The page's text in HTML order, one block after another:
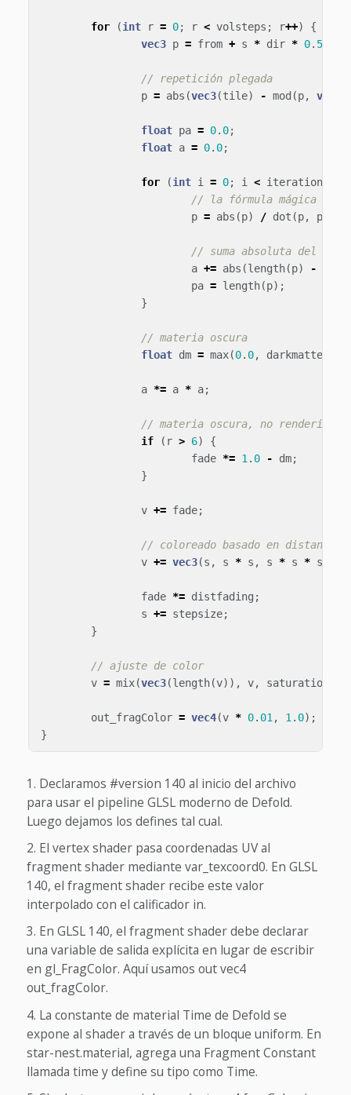
for (int r = 0; r < volsteps ; r++)
{
vec3 p = from + s * dir * 0. 5
// repetición plegada
p = abs (vec3(tile) - mod (p, vec3
float pa = 0. 0;
float a = 0. 0;
for (int i = 0; i < iterations
// la fórmula mágica
p = abs (p) / dot (p, p
// suma absoluta del
a += abs (length(p) -
pa = length(p);
}
// materia oscura
float dm = max(0. 0, darkmatter
a *= a * a;
// materia oscura, no renderizar
if
( r > 6)
{
fade *= 1 . 0 - dm;
}
v += fade;
// coloreado basado en distancia
v += vec3(s , s * s , s * s * s
fade *= distfading ;
s += stepsize;
}
// ajuste de color
v = mix(vec3(length(v)), v, saturation
out_fragColor = vec4(v * 0. 01 , 1 . 0);
}
Declaramos #version 140 al inicio del archivo
para usar el pipeline GLSL moderno de Defold.
Luego dejamos los defines tal cual.
El vertex shader pasa coordenadas UV al
fragment shader mediante var_texcoord0. En GLSL
140, el fragment shader recibe este valor
interpolado con el calificador in.
En GLSL 140, el fragment shader debe declarar
una variable de salida explícita en lugar de escribir
en gl_FragColor. Aquí usamos out vec4
out_fragColor.
La constante de material Time de Defold se
expone al shader a través de un bloque uniform. En
star-nest.material, agrega una Fragment Constant
llamada time y define su tipo como Time.